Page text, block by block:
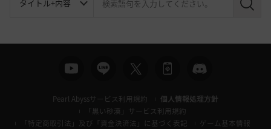
検
Pearl Abyssサービス利用規約
個人情報処理方針
「黒い砂漠」サービス利用規約
「特定商取引法」及び「資金決済法」に基づく表記
ゲーム基本情報